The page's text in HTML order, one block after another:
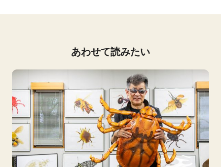
あわせて読みたい